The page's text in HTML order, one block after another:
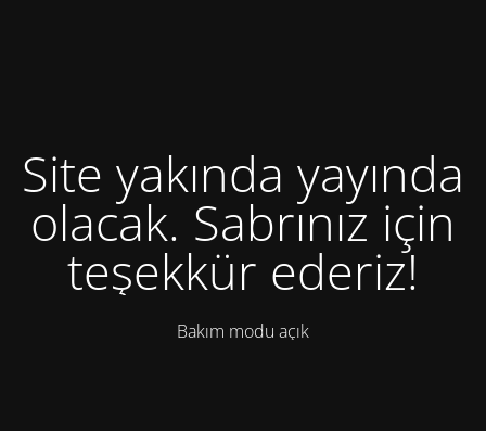
Site yakında yayında
olacak. Sabrınız için
teşekkür ederiz!
Bakım modu açık